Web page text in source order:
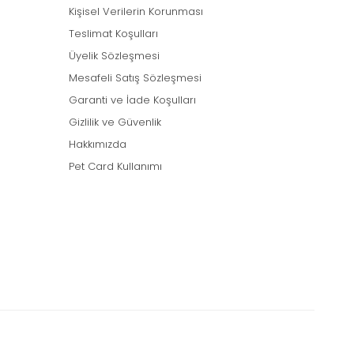
Kişisel Verilerin Korunması
Teslimat Koşulları
Üyelik Sözleşmesi
Mesafeli Satış Sözleşmesi
Garanti ve İade Koşulları
Gizlilik ve Güvenlik
Hakkımızda
Pet Card Kullanımı